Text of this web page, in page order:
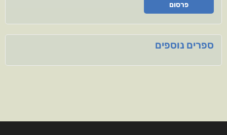
פרסום
ספרים נוספים